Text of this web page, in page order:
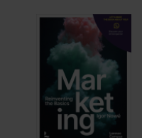
filter
De Feyter filter
Van Belleghem filter